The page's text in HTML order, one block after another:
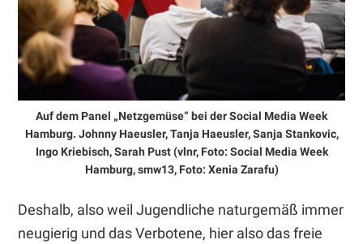
Auf dem Panel „Netzgemüse“ bei der Social Media Week
Hamburg. Johnny Haeusler, Tanja Haeusler, Sanja Stankovic,
Ingo Kriebisch, Sarah Pust (vlnr, Foto: Social Media Week
Hamburg, smw13, Foto: Xenia Zarafu)
Deshalb, also weil Jugendliche naturgemäß immer
neugierig und das Verbotene, hier also das freie